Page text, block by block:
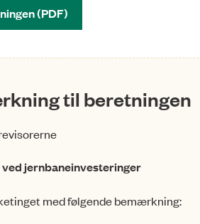
(PDF)
til beretningen
jernbaneinvesteringer
med følgende bemærkning: